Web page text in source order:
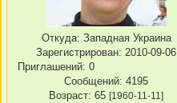
Откуда: Западная Украина
Зарегистрирован: 2010-09-06
Приглашений: 0
Сообщений: 4195
Возраст: 65 [1960-11-11]